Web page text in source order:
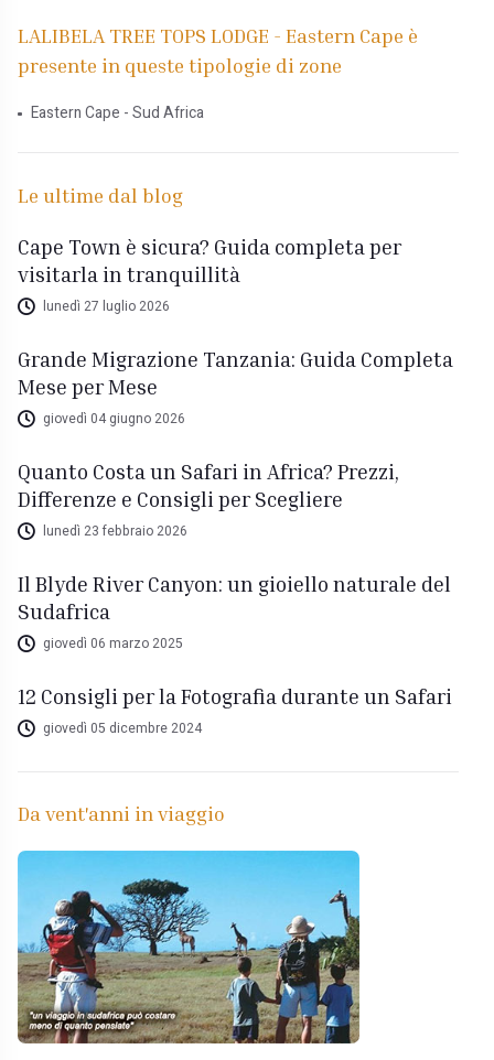
LALIBELA TREE TOPS LODGE - Eastern Cape è
presente in queste tipologie di zone
Eastern Cape - Sud Africa
Le ultime dal blog
Cape Town è sicura? Guida completa per
visitarla in tranquillità
lunedì 27 luglio 2026
Grande Migrazione Tanzania: Guida Completa
Mese per Mese
giovedì 04 giugno 2026
Quanto Costa un Safari in Africa? Prezzi,
Differenze e Consigli per Scegliere
lunedì 23 febbraio 2026
Il Blyde River Canyon: un gioiello naturale del
Sudafrica
giovedì 06 marzo 2025
12 Consigli per la Fotografia durante un Safari
giovedì 05 dicembre 2024
Da vent'anni in viaggio